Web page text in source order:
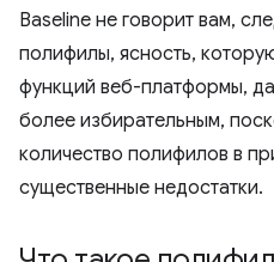
Baseline не говорит вам,
полифилы, ясность,
функций веб-платформы,
более избирательным,
количество полифилов в
существенные недостатки.